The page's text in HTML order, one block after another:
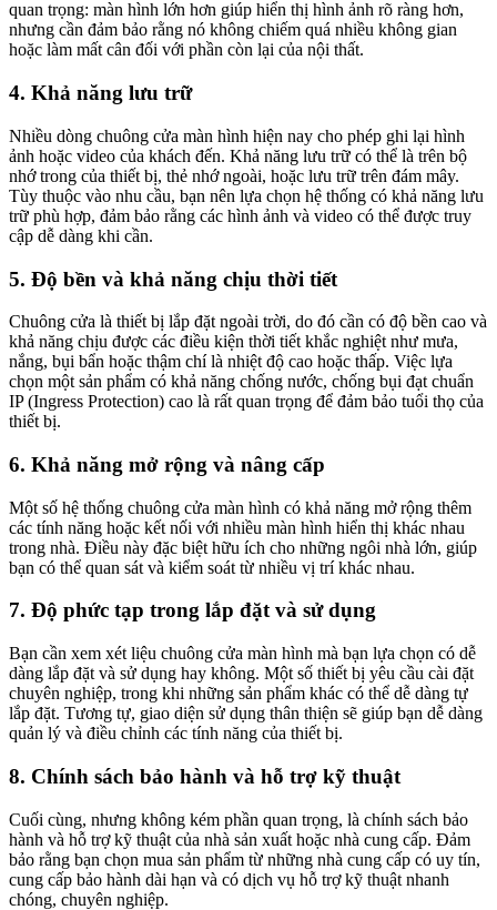
quan trọng: màn hình lớn hơn giúp hiển thị hình ảnh rõ ràng hơn,
nhưng cần đảm bảo rằng nó không chiếm quá nhiều không gian
hoặc làm mất cân đối với phần còn lại của nội thất.
4. Khả năng lưu trữ
Nhiều dòng chuông cửa màn hình hiện nay cho phép ghi lại hình
ảnh hoặc video của khách đến. Khả năng lưu trữ có thể là trên bộ
nhớ trong của thiết bị, thẻ nhớ ngoài, hoặc lưu trữ trên đám mây.
Tùy thuộc vào nhu cầu, bạn nên lựa chọn hệ thống có khả năng lưu
trữ phù hợp, đảm bảo rằng các hình ảnh và video có thể được truy
cập dễ dàng khi cần.
5. Độ bền và khả năng chịu thời tiết
Chuông cửa là thiết bị lắp đặt ngoài trời, do đó cần có độ bền cao và
khả năng chịu được các điều kiện thời tiết khắc nghiệt như mưa,
nắng, bụi bẩn hoặc thậm chí là nhiệt độ cao hoặc thấp. Việc lựa
chọn một sản phẩm có khả năng chống nước, chống bụi đạt chuẩn
IP (Ingress Protection) cao là rất quan trọng để đảm bảo tuổi thọ của
thiết bị.
6. Khả năng mở rộng và nâng cấp
Một số hệ thống chuông cửa màn hình có khả năng mở rộng thêm
các tính năng hoặc kết nối với nhiều màn hình hiển thị khác nhau
trong nhà. Điều này đặc biệt hữu ích cho những ngôi nhà lớn, giúp
bạn có thể quan sát và kiểm soát từ nhiều vị trí khác nhau.
7. Độ phức tạp trong lắp đặt và sử dụng
Bạn cần xem xét liệu chuông cửa màn hình mà bạn lựa chọn có dễ
dàng lắp đặt và sử dụng hay không. Một số thiết bị yêu cầu cài đặt
chuyên nghiệp, trong khi những sản phẩm khác có thể dễ dàng tự
lắp đặt. Tương tự, giao diện sử dụng thân thiện sẽ giúp bạn dễ dàng
quản lý và điều chỉnh các tính năng của thiết bị.
8. Chính sách bảo hành và hỗ trợ kỹ thuật
Cuối cùng, nhưng không kém phần quan trọng, là chính sách bảo
hành và hỗ trợ kỹ thuật của nhà sản xuất hoặc nhà cung cấp. Đảm
bảo rằng bạn chọn mua sản phẩm từ những nhà cung cấp có uy tín,
cung cấp bảo hành dài hạn và có dịch vụ hỗ trợ kỹ thuật nhanh
chóng, chuyên nghiệp.